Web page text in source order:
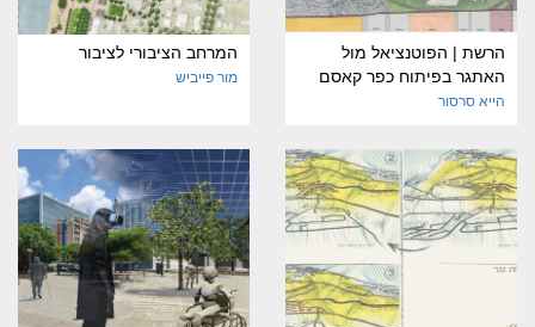
הרשת | הפוטנציאל מול
האתגר בפיתוח כפר קאסם
הייא סרסור
המרחב הציבורי לציבור
מור פייביש